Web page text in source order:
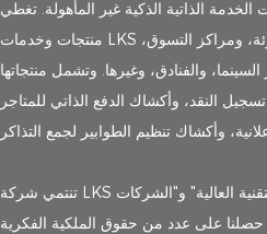
الذاتية الذكية غير المأهولة. تغطي
منتجات وخدمات LKS قطاعات متنوعة، تشمل البيع بالتجزئة، ومراكز التسوق،
والفنادق، وغيرها. وتشمل منتجاتها
النقد، وأكشاك الدفع الذاتي للمتاجر
تنتمي شركة LKS إلى "الشركات الوطنية ذات التقنية العالية" و"الشركات
على عدد من حقوق الملكية الفكرية